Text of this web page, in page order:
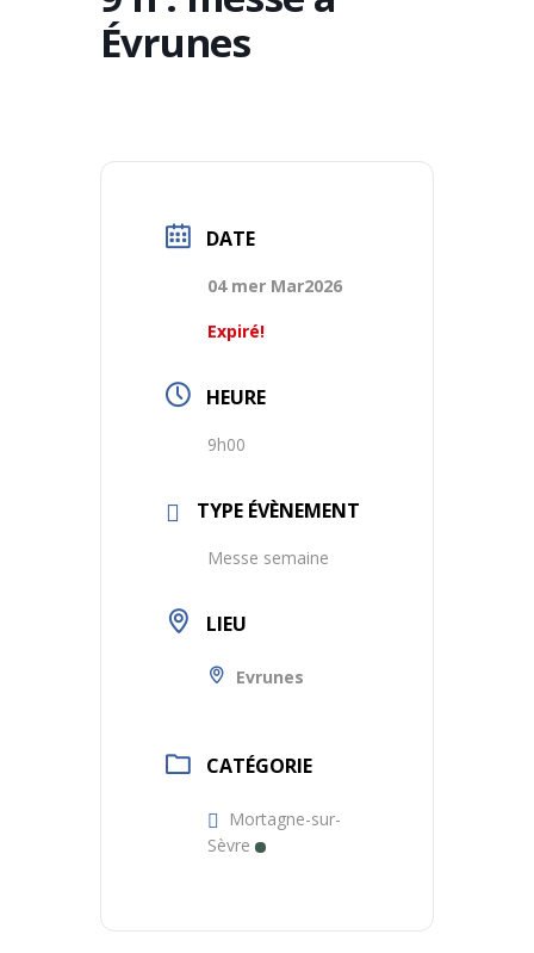
Évrunes
DATE
04 mer Mar2026
Expiré!
HEURE
9h00
TYPE ÉVÈNEMENT
Messe semaine
LIEU
Evrunes
CATÉGORIE
Mortagne-sur-
Sèvre